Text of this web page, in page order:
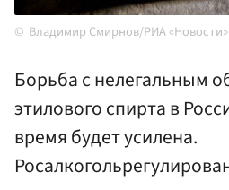
Владимир Смирнов/РИА «Новости»
Борьба с нелегальным
этилового спирта в
время будет усилена.